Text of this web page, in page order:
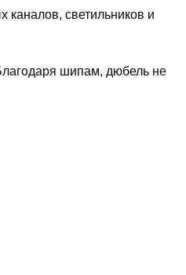
каналов, светильников и
шипам, дюбель не